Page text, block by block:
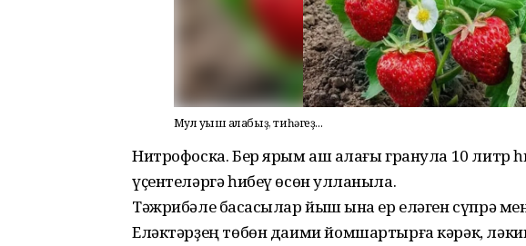
Мул уңыш алабыҙ, тиһәгеҙ...
Нитрофоска. Бер ярым аш ҡалағы гранула 10 литр
үҫентеләргә һибеү өсөн ҡулланыла.
Тәжрибәле баҡсасылар йыш ҡына ер еләген сүпрә
Еләктәрҙең төбөн даими йомшартырға кәрәк,